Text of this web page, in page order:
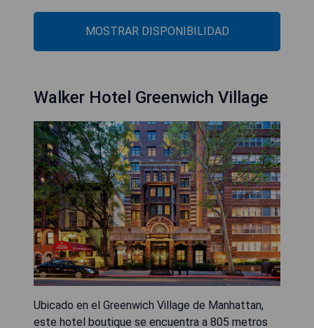
MOSTRAR DISPONIBILIDAD
Walker Hotel Greenwich Village
Ubicado en el Greenwich Village de Manhattan,
este hotel boutique se encuentra a 805 metros